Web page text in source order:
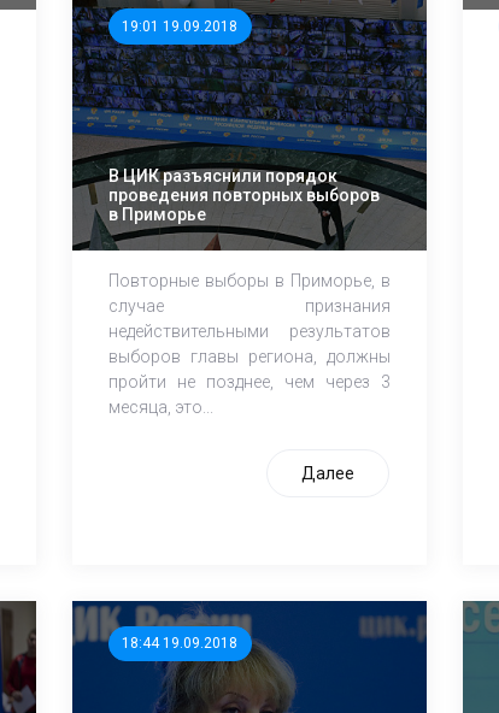
19:01 19.09.2018
В ЦИК разъяснили порядок
проведения повторных выборов
в Приморье
Повторные выборы в Приморье, в
случае признания
недействительными результатов
выборов главы региона, должны
пройти не позднее, чем через 3
месяца, это...
Далее
18:44 19.09.2018